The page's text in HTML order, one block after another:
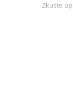
Zkuste